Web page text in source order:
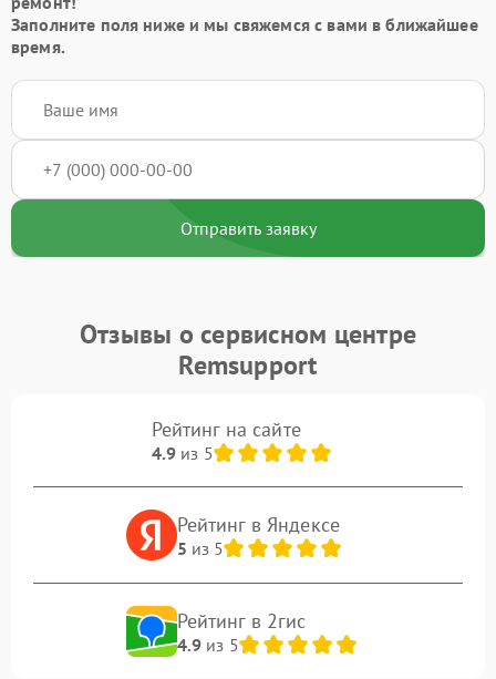
Заполните поля ниже и мы свяжемся с вами в ближайшее
время.
Отправить заявку
Отзывы о сервисном центре
Remsupport
Рейтинг на сайте
4.9из 5
Рейтинг в Яндексе
5 из 5
Рейтинг в 2гис
4.9из 5